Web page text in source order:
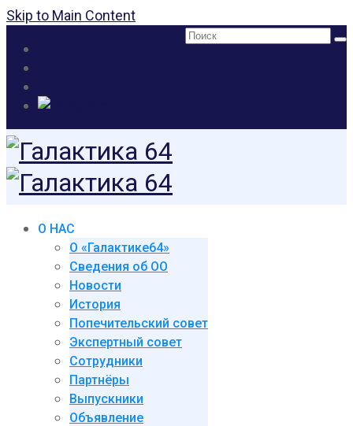
Skip to Main Content
Поиск:
О НАС
О «Галактике64»
Сведения об ОО
Новости
История
Попечительский совет
Экспертный совет
Сотрудники
Партнёры
Выпускники
Объявление